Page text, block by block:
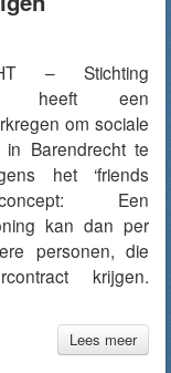
– Stichting
heeft een
om sociale
in Barendrecht te
het ‘friends
Een
kan dan per
personen, die
krijgen.
Lees meer